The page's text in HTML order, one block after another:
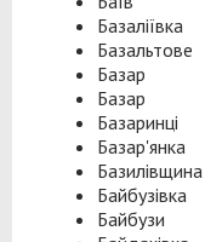
Базаліївка
Базальтове
Базар
Базар
Базаринці
Базар'янка
Базилівщина
Байбузівка
Байбузи